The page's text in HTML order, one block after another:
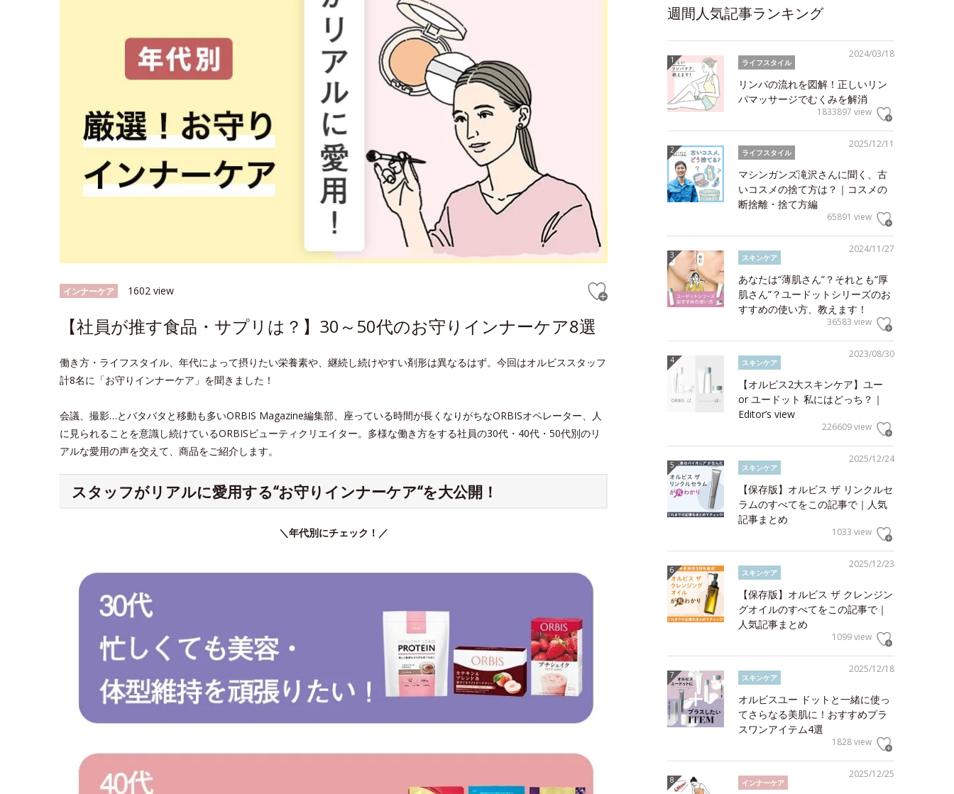
インナーケア 1602 view
【社員が推す食品・サプリは？】30～50代のお守りインナーケア8選
働き方・ライフスタイル、年代によって摂りたい栄養素や、継続し続けやすい剤形は異なるはず。今回はオルビススタッフ
計8名に「お守りインナーケア」を聞きました！
会議、撮影…とバタバタと移動も多いORBIS Magazine編集部、座っている時間が長くなりがちなORBISオペレーター、人
に見られることを意識し続けているORBISビューティクリエイター。多様な働き方をする社員の30代・40代・50代別のリ
アルな愛用の声を交えて、商品をご紹介します。
スタッフがリアルに愛用する“お守りインナーケア“を大公開！
＼年代別にチェック！／
週間人気記事ランキング
2024/03/18
ライフスタイル
リンパの流れを図解！正しいリン
パマッサージでむくみを解消
1833897 view
2025/12/11
ライフスタイル
マシンガンズ滝沢さんに聞く、古
いコスメの捨て方は？｜コスメの
断捨離・捨て方編
65891 view
2024/11/27
スキンケア
あなたは“薄肌さん”？それとも“厚
肌さん”？ユードットシリーズのお
すすめの使い方、教えます！
36583 view
2023/08/30
スキンケア
【オルビス2大スキンケア】ユー
or ユードット 私にはどっち？｜
Editor’s view
226609 view
2025/12/24
スキンケア
【保存版】オルビス ザ リンクルセ
ラムのすべてをこの記事で｜人気
記事まとめ
1033 view
2025/12/23
スキンケア
【保存版】オルビス ザ クレンジン
グオイルのすべてをこの記事で｜
人気記事まとめ
1099 view
2025/12/18
スキンケア
オルビスユー ドットと一緒に使っ
てさらなる美肌に！おすすめプラ
スワンアイテム4選
1828 view
2025/12/25
インナーケア